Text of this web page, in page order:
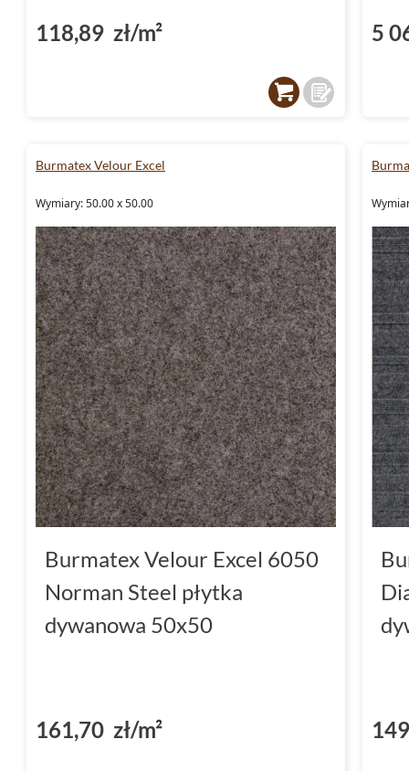
118,89 zł/m² 5
Burmatex Velour Excel
Wymiary: 50.00 x 50.00
Burmatex Velour Excel 6050
Norman Steel płytka
dywanowa 50x50
161,70 zł/m²